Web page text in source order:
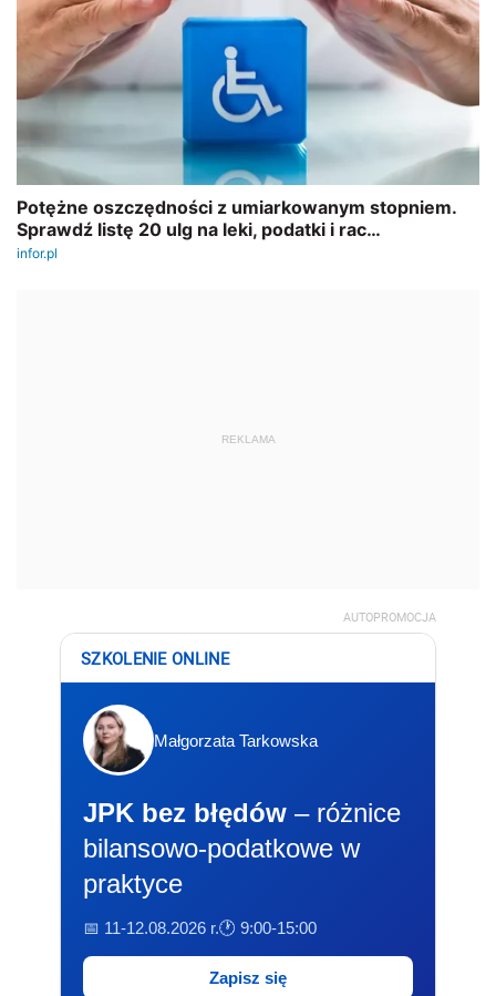
REKLAMA
AUTOPROMOCJA
SZKOLENIE ONLINE
Małgorzata Tarkowska
JPK bez błędów – różnice
bilansowo-podatkowe w
praktyce
📅 11-12.08.2026 r.🕐 9:00-15:00
Zapisz się